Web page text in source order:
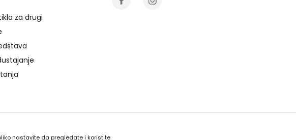
za drugi
nastavite da pregledate i koristite